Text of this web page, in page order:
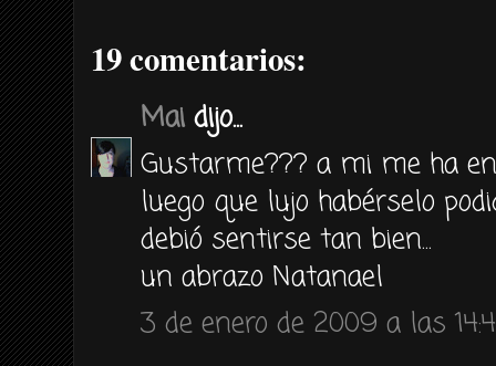
19 comentarios:
Mai dijo...
Gustarme??? a mi me ha
luego que lujo habérselo
debió sentirse tan bien...
un abrazo Natanael
3 de enero de 2009 a las